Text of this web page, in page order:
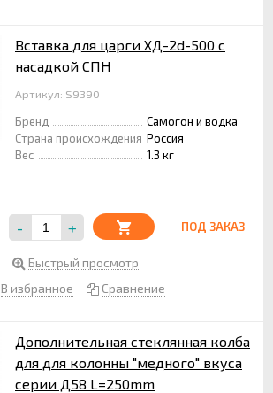
Вставка для царги ХД-2d-500 с
насадкой СПН
Артикул: S9390
Бренд
Самогон и водка
Страна происхождения Россия
Вес
1.3 кг
- + ПОД ЗАКАЗ
Быстрый просмотр
В избранное
Сравнение
Дополнительная стеклянная колба
для для колонны "медного" вкуса
серии Д58 L=250mm